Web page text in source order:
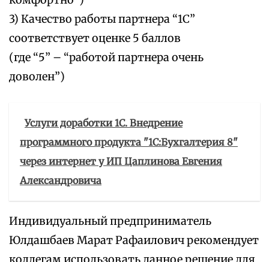
3) Качество работы партнера “1С”
соответствует оценке 5 баллов
(где “5” – “работой партнера очень
доволен”)
Услуги доработки 1С. Внедрение
программного продукта "1С:Бухгалтерия 8"
через интернет у ИП Цаплинова Евгения
Александровича
Индивидуальный предприниматель
Юлдашбаев Марат Рафаилович рекомендует